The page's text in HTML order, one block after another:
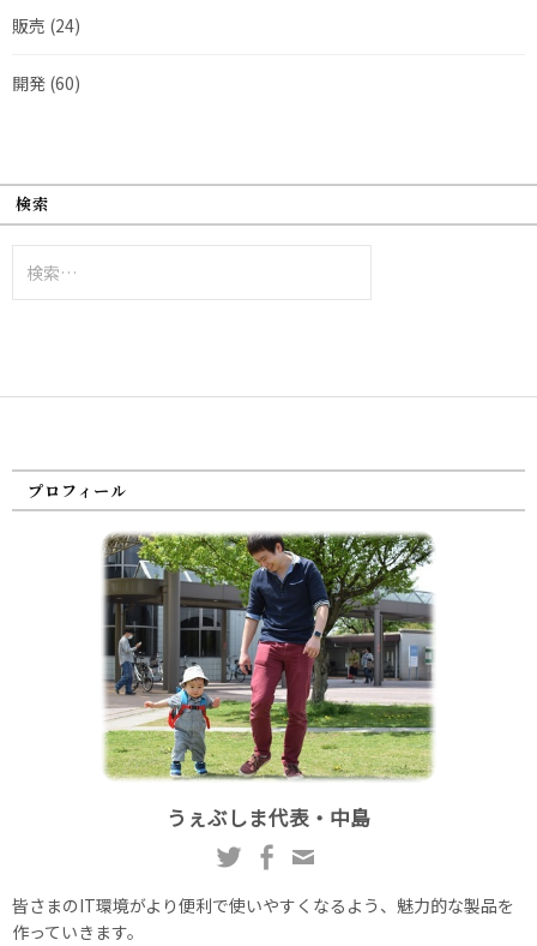
販売 (24)
開発 (60)
検索
索:
プロフィール
うぇぶしま代表・中島
皆さまのIT環境がより便利で使いやすくなるよう、魅力的な製品を
作っていきます。